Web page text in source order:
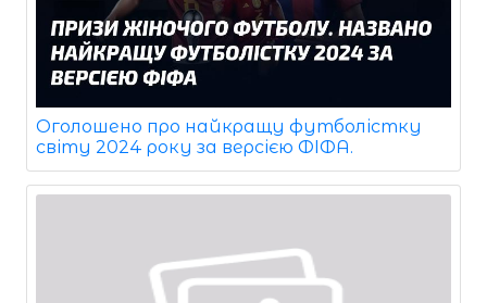
Оголошено про найкращу футболістку
світу 2024 року за версією ФІФА.